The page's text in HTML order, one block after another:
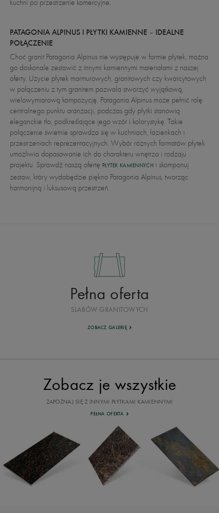
kuchni po przestrzenie komercyjne.
PATAGONIA ALPINUS I PŁYTKI KAMIENNE – IDEALNE
POŁĄCZENIE
Choć granit Patagonia Alpinus nie występuje w formie płytek, można
go doskonale zestawić z innymi kamiennymi materiałami z naszej
oferty. Użycie płytek marmurowych, granitowych czy kwarcytowych
w połączeniu z tym granitem pozwala stworzyć wyjątkową,
wielowymiarową kompozycję. Patagonia Alpinus może pełnić rolę
centralnego punktu aranżacji, podczas gdy płytki stanowią
eleganckie tło, podkreślające jego wzór i kolorystykę. Takie
połączenie świetnie sprawdza się w kuchniach, łazienkach i
przestrzeniach reprezentacyjnych. Wybór różnych formatów płytek
umożliwia dopasowanie ich do charakteru wnętrza i rodzaju
projektu. Sprawdź naszą ofertę PŁYTEK KAMIENNYCHi skomponuj
zestaw, który wydobędzie piękno Patagonia Alpinus, tworząc
harmonijną i luksusową przestrzeń.
Pełna oferta
SLABÓW GRANITOWYCH
ZOBACZ GALERIĘ
Zobacz je wszystkie
ZAPOZNAJ SIĘ Z INNYMI PŁYTKAMI KAMIENNYMI
PEŁNA OFERTA